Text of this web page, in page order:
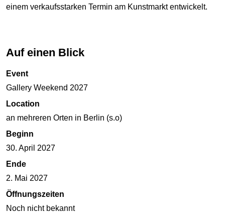
einem verkaufsstarken Termin am Kunstmarkt entwickelt.
Auf einen Blick
Event
Gallery Weekend 2027
Location
an mehreren Orten in Berlin (s.o)
Beginn
30. April 2027
Ende
2. Mai 2027
Öffnungszeiten
Noch nicht bekannt